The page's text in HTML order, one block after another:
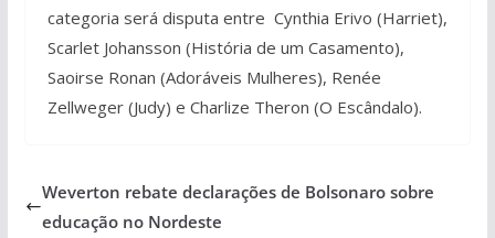
categoria será disputa entre Cynthia Erivo (Harriet),
Scarlet Johansson (História de um Casamento),
Saoirse Ronan (Adoráveis Mulheres), Renée
Zellweger (Judy) e Charlize Theron (O Escândalo).
Weverton rebate declarações de Bolsonaro sobre
educação no Nordeste